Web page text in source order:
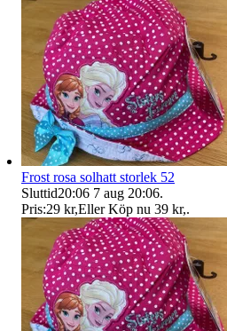
Frost rosa solhatt storlek 52
Sluttid20:06 7 aug 20:06.
Pris:29 kr,Eller Köp nu 39 kr,.